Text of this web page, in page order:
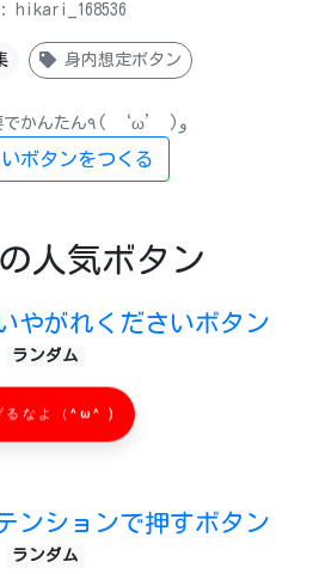
hikari_168536
身内想定ボタン
ログイン不要でかんたん٩( ‘ω’ )و
ボタンをつくる
人気ボタン
やがれくださいボタン
ランダム
るなよ（^ω^ )
ンションで押すボタン
ランダム